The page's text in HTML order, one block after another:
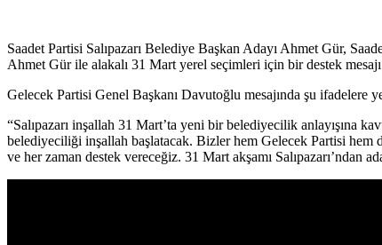
Saadet Partisi Salıpazarı Belediye Başkan Adayı Ahmet Gür,
Ahmet Gür ile alakalı 31 Mart yerel seçimleri için bir destek mesajı
Gelecek Partisi Genel Başkanı Davutoğlu mesajında şu ifadelere
“Salıpazarı inşallah 31 Mart’ta yeni bir belediyecilik anlayışına
belediyeciliği inşallah başlatacak. Bizler hem Gelecek Partisi hem
ve her zaman destek vereceğiz. 31 Mart akşamı Salıpazarı’ndan